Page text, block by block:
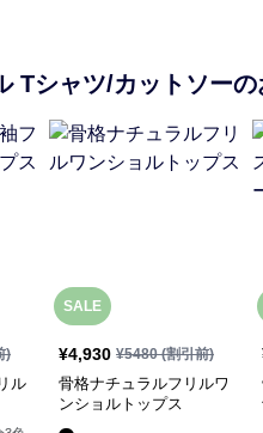
Tシャツ/カットソーの
)
ル
SALE
¥4,930 ¥5480(割引前)
骨格ナチュラルフリルワ
ンショルトップス